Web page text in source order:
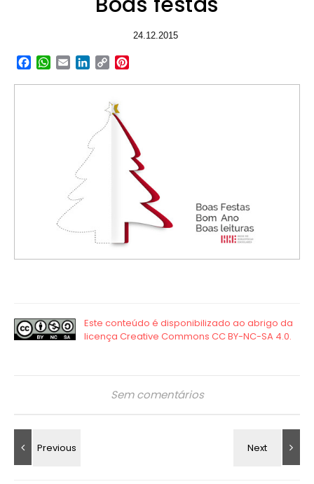
24.12.2015
Facebook
WhatsApp
EmailLinkedIn
Copy
Sem comentários